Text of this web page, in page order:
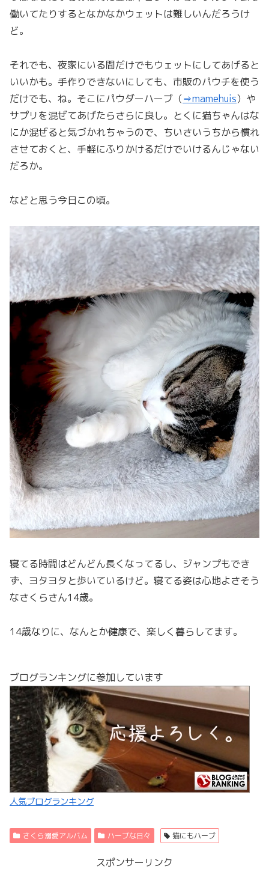
働いてたりするとなかなかウェットは難しいんだろうけ
ど。
それでも、夜家にいる間だけでもウェットにしてあげると
いいかも。手作りできないにしても、市販のパウチを使う
だけでも、ね。そこにパウダーハーブ（⇒mamehuis）や
サプリを混ぜてあげたらさらに良し。とくに猫ちゃんはな
にか混ぜると気づかれちゃうので、ちいさいうちから慣れ
させておくと、手軽にふりかけるだけでいけるんじゃない
だろか。
などと思う今日この頃。
寝てる時間はどんどん長くなってるし、ジャンプもでき
ず、ヨタヨタと歩いているけど。寝てる姿は心地よさそう
なさくらさん14歳。
14歳なりに、なんとか健康で、楽しく暮らしてます。
ブログランキングに参加しています
人気ブログランキング
さくら溺愛アルバム ハーブな日々 猫にもハーブ
スポンサーリンク